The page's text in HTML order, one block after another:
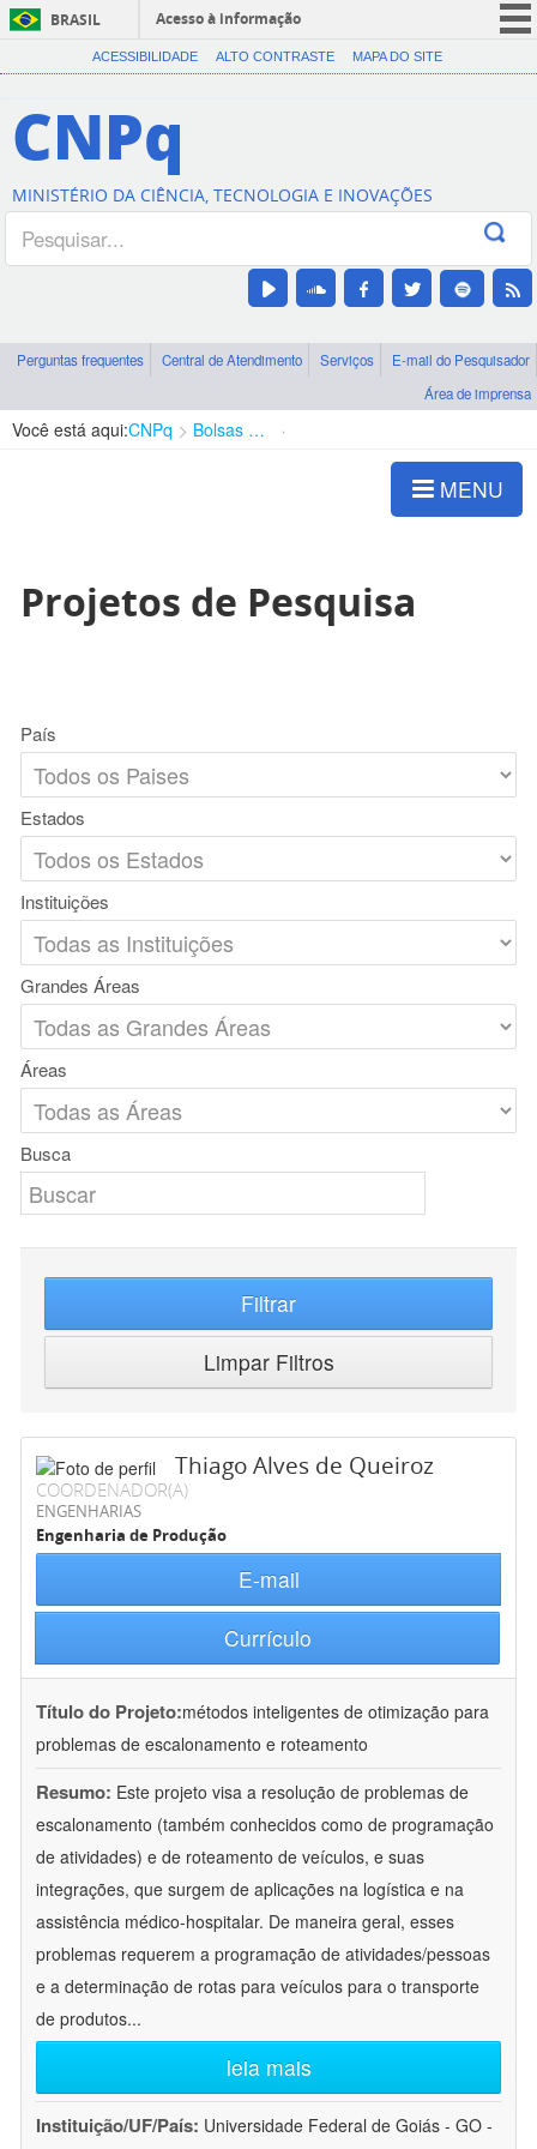
BRASIL
Acesso à informação
CORONAVÍRUS (COVID-19)
Canais
ACESSIBILIDADE ALTO CONTRASTE MAPA DO SITE
CNPq
MINISTÉRIO DA CIÊNCIA, TECNOLOGIA E INOVAÇÕES
Perguntas frequentes Central de Atendimento Serviços
E-mail do Pesquisador
Área de imprensa
Você está aqui:CNPq Bolsas e Auxílios Vigentes
MENU
Projetos de Pesquisa
País
Estados
Instituições
Grandes Áreas
Áreas
Busca
Filtrar
Limpar Filtros
Thiago Alves de Queiroz
COORDENADOR(A)
ENGENHARIAS
Engenharia de Produção
E-mail
Currículo
Título do Projeto:métodos inteligentes de otimização para
problemas de escalonamento e roteamento
Resumo: Este projeto visa a resolução de problemas de
escalonamento (também conhecidos como de programação
de atividades) e de roteamento de veículos, e suas
integrações, que surgem de aplicações na logística e na
assistência médico-hospitalar. De maneira geral, esses
problemas requerem a programação de atividades/pessoas
e a determinação de rotas para veículos para o transporte
de produtos...
leia mais
Instituição/UF/País: Universidade Federal de Goiás - GO -